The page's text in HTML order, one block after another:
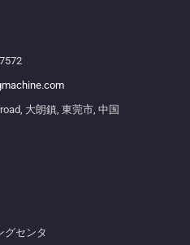
大朗鎮, 東莞市, 中国
グセンタ